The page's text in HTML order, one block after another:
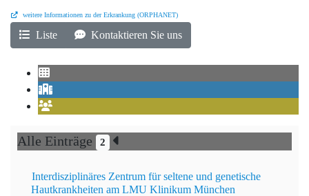
weitere Informationen zu der Erkrankung (ORPHANET)
Liste Kontaktieren Sie uns
Alle Einträge 2
Interdisziplinäres Zentrum für seltene und genetische
Hautkrankheiten am LMU Klinikum München